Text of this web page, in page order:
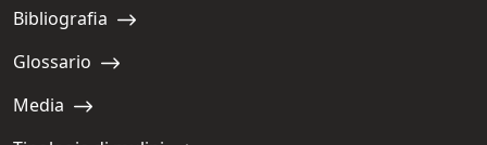
Navigate to:
Bibliografia
Navigate to:
Glossario
Navigate to:
Media